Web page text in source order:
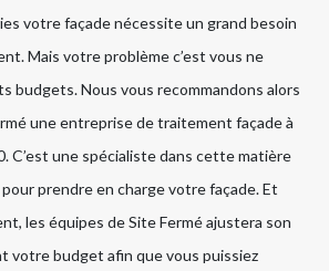
votre façade nécessite un grand besoin
Mais votre problème c’est vous ne
budgets. Nous vous recommandons alors
une entreprise de traitement façade à
C’est une spécialiste dans cette matière
prendre en charge votre façade. Et
les équipes de Site Fermé ajustera son
votre budget afin que vous puissiez